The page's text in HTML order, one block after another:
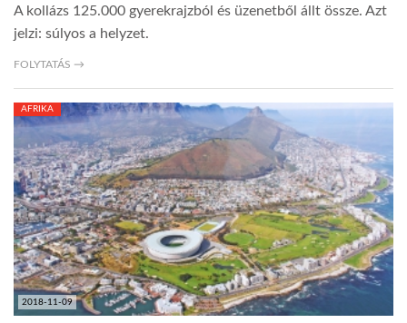
A kollázs 125.000 gyerekrajzból és üzenetből állt össze. Azt
jelzi: súlyos a helyzet.
FOLYTATÁS →
2018-11-09
AFRIKA